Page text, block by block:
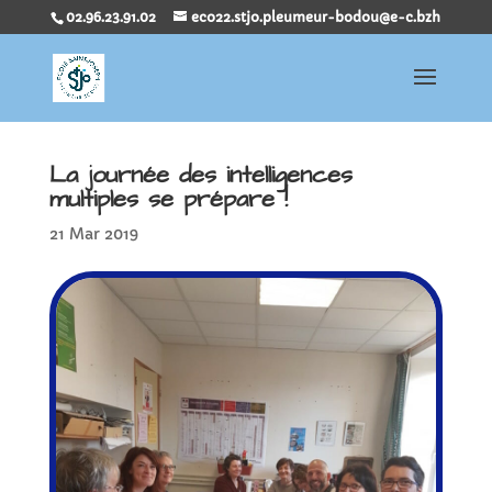
02.96.23.91.02 eco22.stjo.pleumeur-bodou@e-c.bzh
La journée des intelligences
multiples se prépare !
21 Mar 2019